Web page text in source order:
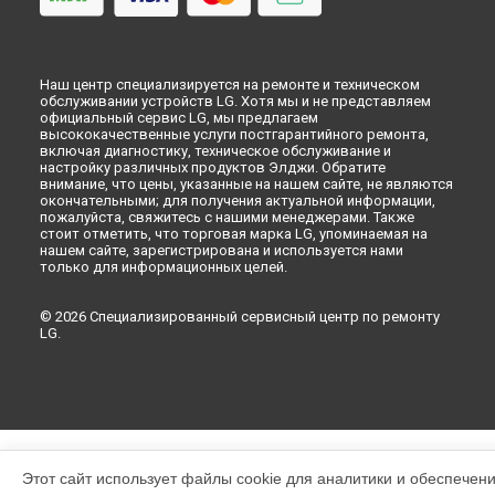
Наш центр специализируется на ремонте и техническом
обслуживании устройств LG. Хотя мы и не представляем
официальный сервис LG, мы предлагаем
высококачественные услуги постгарантийного ремонта,
включая диагностику, техническое обслуживание и
настройку различных продуктов Элджи. Обратите
внимание, что цены, указанные на нашем сайте, не являются
окончательными; для получения актуальной информации,
пожалуйста, свяжитесь с нашими менеджерами. Также
стоит отметить, что торговая марка LG, упоминаемая на
нашем сайте, зарегистрирована и используется нами
только для информационных целей.
© 2026 Специализированный сервисный центр по ремонту
LG.
Этот сайт использует файлы cookie для аналитики и